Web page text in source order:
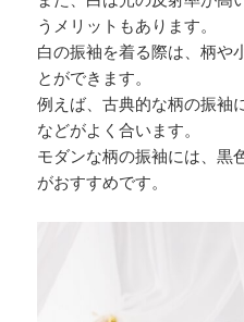
うメリットもあります。
白の振袖を着る際は、柄や
とができます。
例えば、古典的な柄の振袖
などがよく合います。
モダンな柄の振袖には、黒
がおすすめです。